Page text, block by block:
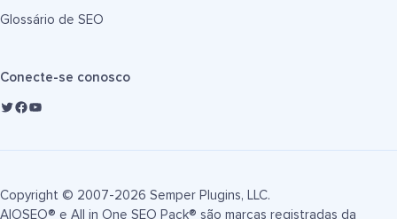
Glossário de SEO
Conecte-se conosco
Copyright © 2007-2026 Semper Plugins, LLC.
AIOSEO® e All in One SEO Pack® são marcas registradas da